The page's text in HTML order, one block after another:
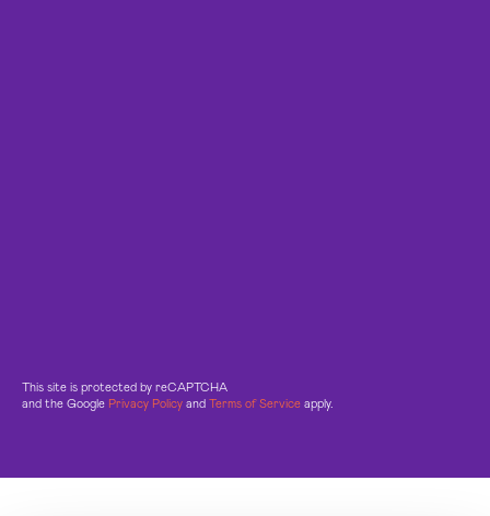
This site is protected by reCAPTCHA
and the Google Privacy Policy and Terms of Service apply.